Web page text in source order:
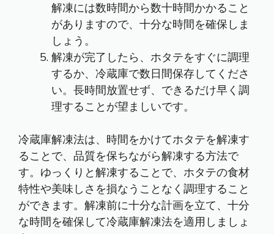
解凍には数時間から数十時間かかること
がありますので、十分な時間を確保しま
しょう。
解凍が完了したら、ホタテをすぐに調理
するか、冷蔵庫で数日間保存してくださ
い。長時間放置せず、できるだけ早く調
理することが望ましいです。
冷蔵庫解凍法は、時間をかけてホタテを解凍す
ることで、品質を保ちながら解凍する方法で
す。ゆっくりと解凍することで、ホタテの食材
特性や美味しさを損なうことなく調理すること
ができます。解凍前に十分な計画を立て、十分
な時間を確保して冷蔵庫解凍法を適用しましょ